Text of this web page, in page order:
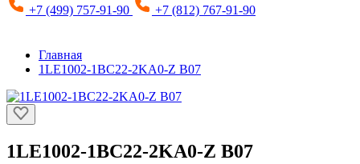
+7 (499) 757-91-90 +7 (812) 767-91-90
Главная
1LE1002-1BC22-2KA0-Z B07
1LE1002-1BC22-2KA0-Z B07